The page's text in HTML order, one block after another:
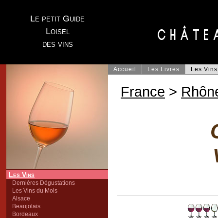
Le petit Guide
Loisel
des vins
Les Vins
Dernières Dégustations
Les Vins du Mois
Alsace
Beaujolais
Bordeaux
Accueil Les Livres Les Vins
France >